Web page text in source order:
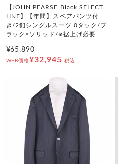
【JOHN PEARSE Black SELECT
LINE】【年間】スペアパンツ付
き/2釦シングルスーツ 0タック/ブ
ラック×ソリッド/※裾上げ必要
¥65,890
WEB価格¥32,945 税込